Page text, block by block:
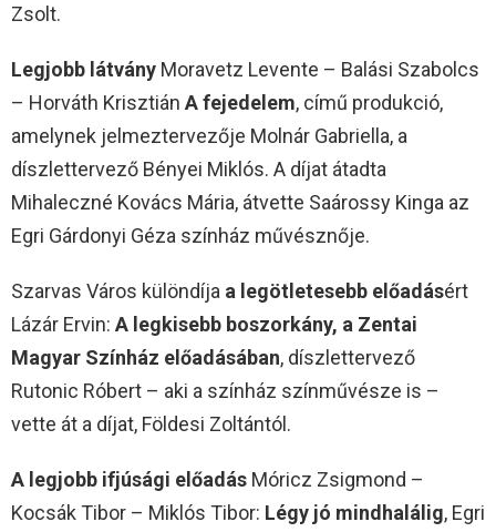
Zsolt.
Legjobb látvány Moravetz Levente – Balási Szabolcs
– Horváth Krisztián A fejedelem, című produkció,
amelynek jelmeztervezője Molnár Gabriella, a
díszlettervező Bényei Miklós. A díjat átadta
Mihaleczné Kovács Mária, átvette Saárossy Kinga az
Egri Gárdonyi Géza színház művésznője.
Szarvas Város különdíja a legötletesebb előadásért
Lázár Ervin: A legkisebb boszorkány, a Zentai
Magyar Színház előadásában, díszlettervező
Rutonic Róbert – aki a színház színművésze is –
vette át a díjat, Földesi Zoltántól.
A legjobb ifjúsági előadás Móricz Zsigmond –
Kocsák Tibor – Miklós Tibor: Légy jó mindhalálig, Egri